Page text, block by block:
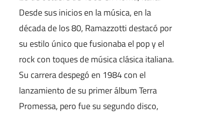
Desde sus inicios en la música, en la
década de los 80, Ramazzotti destacó por
su estilo único que fusionaba el pop y el
rock con toques de música clásica italiana.
Su carrera despegó en 1984 con el
lanzamiento de su primer álbum Terra
Promessa, pero fue su segundo disco,